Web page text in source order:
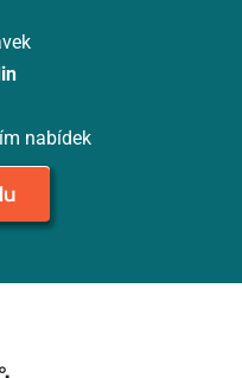
nabídek